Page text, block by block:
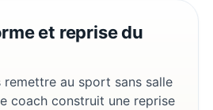
et reprise du
remettre au sport sans salle
coach construit une reprise